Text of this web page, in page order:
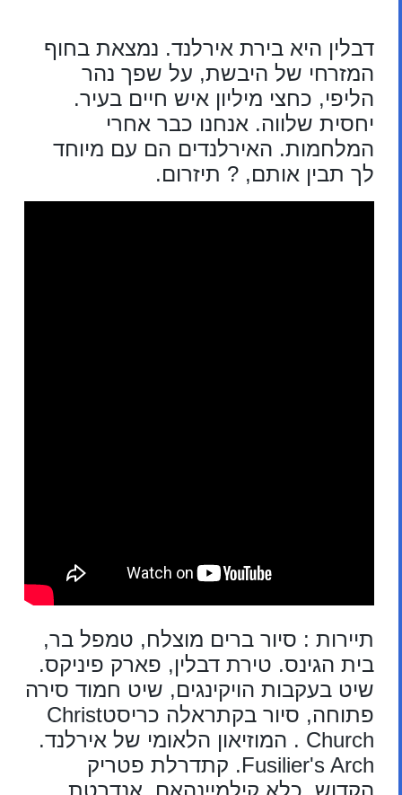
דבלין היא בירת אירלנד. נמצאת בחוף
המזרחי של היבשת, על שפך נהר
הליפי, כחצי מיליון איש חיים בעיר.
יחסית שלווה. אנחנו כבר אחרי
המלחמות. האירלנדים הם עם מיוחד
לך תבין אותם, ? תיזרום.
תיירות : סיור ברים מוצלח, טמפל בר,
בית הגינס. טירת דבלין, פארק פיניקס.
שיט בעקבות הויקינגים, שיט חמוד סירה
פתוחה, סיור בקתראלה כריסטChrist
Church . המוזיאון הלאומי של אירלנד.
Fusilier's Arch. קתדרלת פטריק
הקדוש. כלא קילמיינהאם .אנדרטת